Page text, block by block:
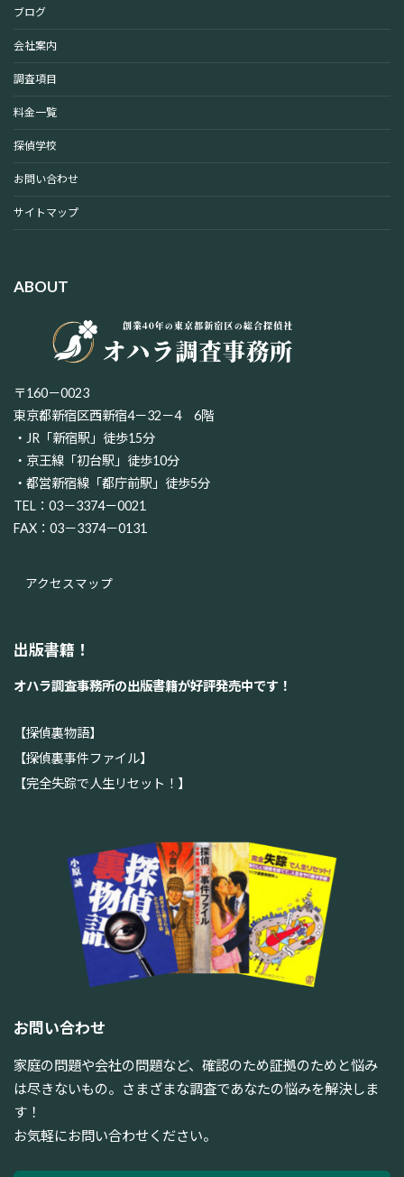
ブログ
会社案内
調査項目
料金一覧
探偵学校
お問い合わせ
サイトマップ
ABOUT
〒160－0023
東京都新宿区西新宿4－32－4 6階
・JR「新宿駅」徒歩15分
・京王線「初台駅」徒歩10分
・都営新宿線「都庁前駅」徒歩5分
TEL：03－3374－0021
FAX：03－3374－0131
アクセスマップ
出版書籍！
オハラ調査事務所の出版書籍が好評発売中です！
【探偵裏物語】
【探偵裏事件ファイル】
【完全失踪で人生リセット！】
お問い合わせ
家庭の問題や会社の問題など、確認のため証拠のためと悩み
は尽きないもの。さまざまな調査であなたの悩みを解決しま
す！
お気軽にお問い合わせください。